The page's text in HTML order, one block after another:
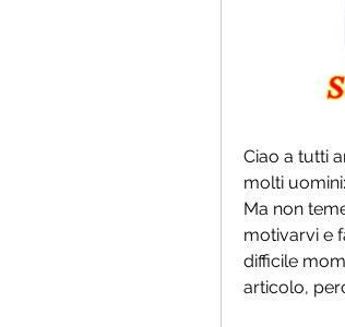
Ciao a tutti
molti
Ma non
motivarvi e
difficile
articolo,